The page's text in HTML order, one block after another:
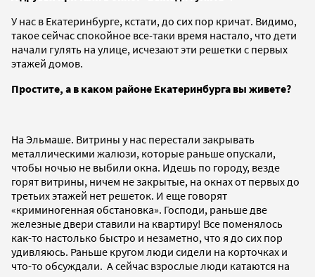
У нас в Екатеринбурге, кстати, до сих пор кричат. Видимо,
такое сейчас спокойное все-таки время настало, что дети
начали гулять на улице, исчезают эти решетки с первых
этажей домов.
Простите, а в каком районе Екатеринбурга вы живете?
На Эльмаше. Витрины у нас перестали закрывать
металлическими жалюзи, которые раньше опускали,
чтобы ночью не выбили окна. Идешь по городу, везде
горят витрины, ничем не закрытые, на окнах от первых до
третьих этажей нет решеток. И еще говорят
«криминогенная обстановка». Господи, раньше две
железные двери ставили на квартиру! Все поменялось
как-то настолько быстро и незаметно, что я до сих пор
удивляюсь. Раньше кругом люди сидели на корточках и
что-то обсуждали. А сейчас взрослые люди катаются на